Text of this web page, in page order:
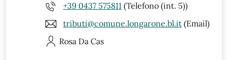
+39 0437 575811 (Telefono (int. 5))
tributi@comune.longarone.bl.it (Email)
Rosa Da Cas